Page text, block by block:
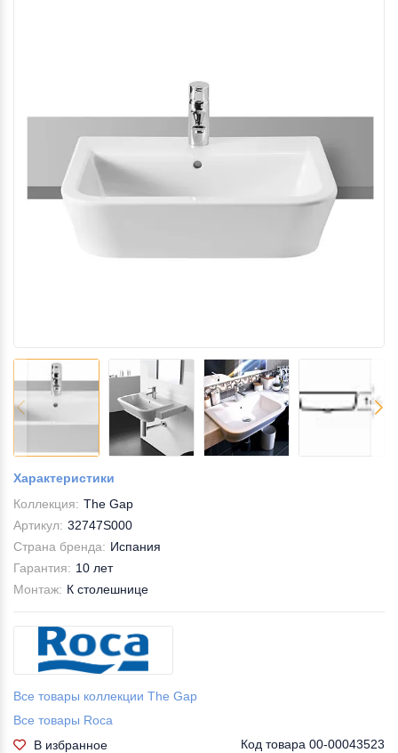
Характеристики
Коллекция: The Gap
Артикул: 32747S000
Страна бренда: Испания
Гарантия: 10 лет
Монтаж: К столешнице
Все товары коллекции The Gap
Все товары Roca
В избранное
Код товара 00-00043523